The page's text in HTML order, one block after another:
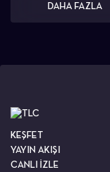
DAHA FAZLA
KEŞFET
YAYIN AKIŞI
CANLI İZLE